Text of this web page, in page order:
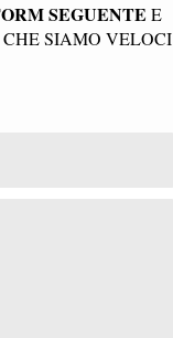
SEGUENTE E
SIAMO VELOCI